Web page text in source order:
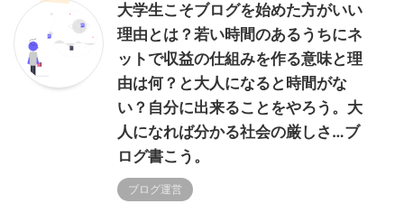
大学生こそブログを始めた方がいい
理由とは？若い時間のあるうちにネ
ットで収益の仕組みを作る意味と理
由は何？と大人になると時間がな
い？自分に出来ることをやろう。大
人になれば分かる社会の厳しさ…ブ
ログ書こう。
ブログ運営